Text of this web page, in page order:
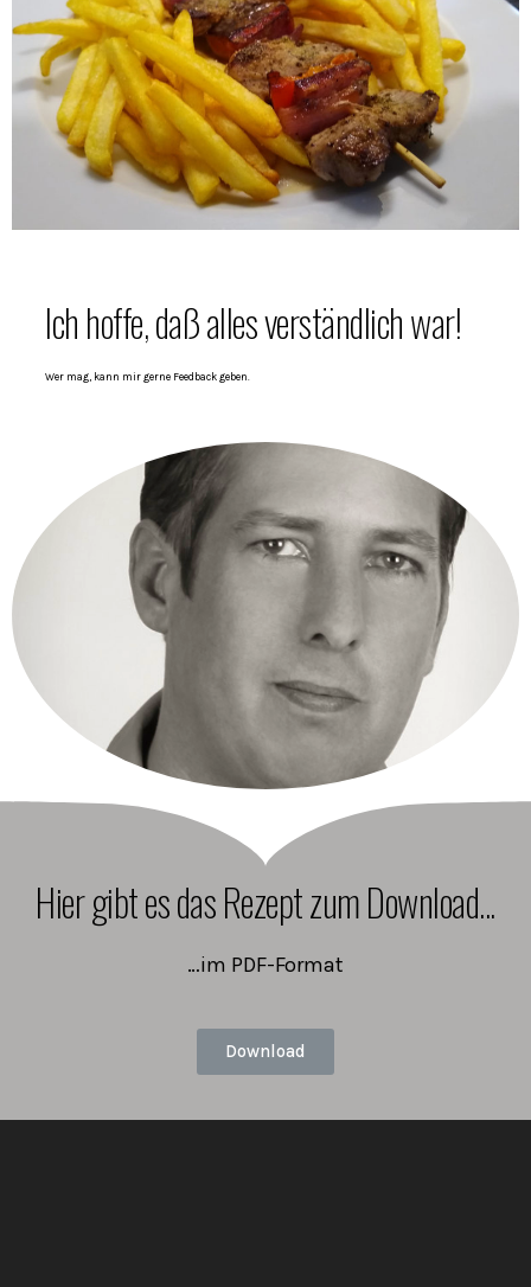
Ich hoffe, daß alles verständlich war!
Wer mag, kann mir gerne Feedback geben.
Hier gibt es das Rezept zum Download...
…im PDF-Format
Download